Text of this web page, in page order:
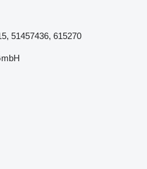
51457436, 615270